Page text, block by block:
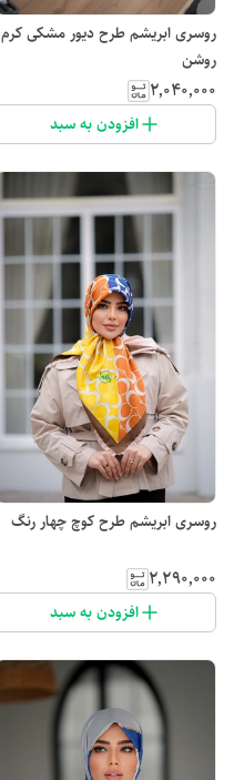
روسری ابریشم طرح دیور مشکی کرم
روشن
۲٬۰۴۰٬۰۰۰
افزودن به سبد
روسری ابریشم طرح کوچ چهار رنگ
۲٬۲۹۰٬۰۰۰
افزودن به سبد